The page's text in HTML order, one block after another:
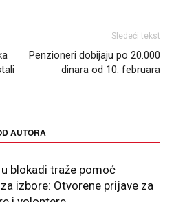
Sledeći tekst
Penzioneri dobijaju po 20.000
dinara od 10. februara
AUTORA
blokadi traže pomoć
izbore: Otvorene prijave za